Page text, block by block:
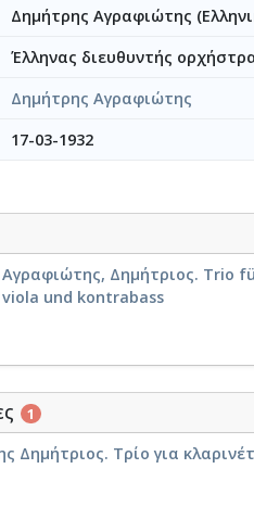
Δημήτρης Αγραφιώτης
Έλληνας διευθυντής
Δημήτρης Αγραφιώτης
17-03-1932
Αγραφιώτης, Δημήτριος. Trio
und kontrabass
1
Δημήτριος. Τρίο για